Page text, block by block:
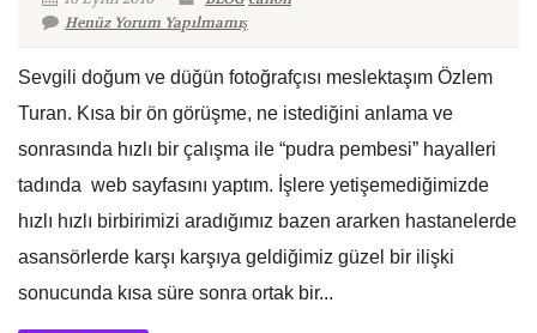
Henüz Yorum Yapılmamış
Sevgili doğum ve düğün fotoğrafçısı meslektaşım Özlem
Turan. Kısa bir ön görüşme, ne istediğini anlama ve
sonrasında hızlı bir çalışma ile “pudra pembesi” hayalleri
tadında web sayfasını yaptım. İşlere yetişemediğimizde
hızlı hızlı birbirimizi aradığımız bazen ararken hastanelerde
asansörlerde karşı karşıya geldiğimiz güzel bir ilişki
sonucunda kısa süre sonra ortak bir...